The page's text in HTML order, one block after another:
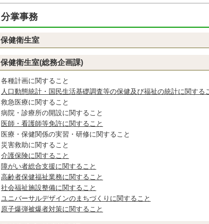
分掌事務
保健衛生室
保健衛生室(総務企画課)
各種計画に関すること
人口動態統計・国民生活基礎調査等の保健及び福祉の統計に関する
救急医療に関すること
病院・診療所の開設に関すること
医師・看護師等免許に関すること
医療・保健関係の実習・研修に関すること
災害救助に関すること
介護保険に関すること
障がい者総合支援に関すること
高齢者保健福祉業務に関すること
社会福祉施設整備に関すること
ユニバーサルデザインのまちづくりに関すること
原子爆弾被爆者対策に関すること